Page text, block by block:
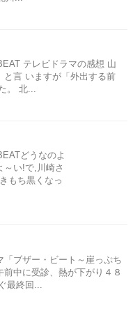
テレビドラマの感想 山
と言 いますが「外出する前
。 北...
どうなのよ
～い!で,川崎さ
もち黒くなっ
ブザー・ビート～崖っぷち
中に受診、熱が下がり４８
最終回...